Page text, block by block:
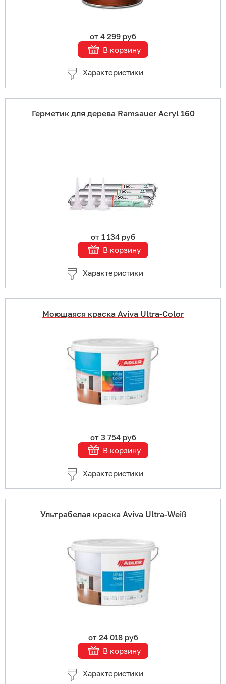
от 4 299 руб
В корзину
Характеристики
Герметик для дерева Ramsauer Acryl 160
от 1 134 руб
В корзину
Характеристики
Моющаяся краска Aviva Ultra-Color
от 3 754 руб
В корзину
Характеристики
В корзину
Подробнее
Ультрабелая краска Aviva Ultra-Weiß
от 24 018 руб
В корзину
Характеристики
В корзину
Подробнее